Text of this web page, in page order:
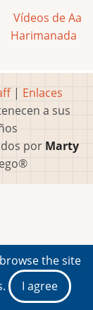
Vídeos de Aa
Harimanada
| Enlaces
a sus
por Marty
the site
I agree